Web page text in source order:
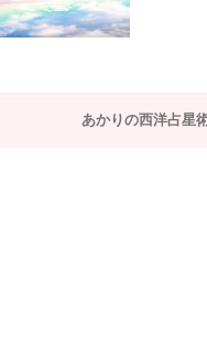
あかりの西洋占星